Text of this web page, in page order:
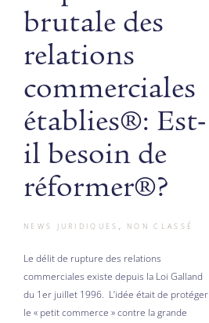
brutale des
relations
commerciales
établies : Est-
il besoin de
réformer ?
NEWS JURIDIQUES NON CLASSÉ
Le délit de rupture des relations
commerciales existe depuis la Loi Galland
du 1er juillet 1996. L’idée était de protéger
le « petit commerce » contre la grande